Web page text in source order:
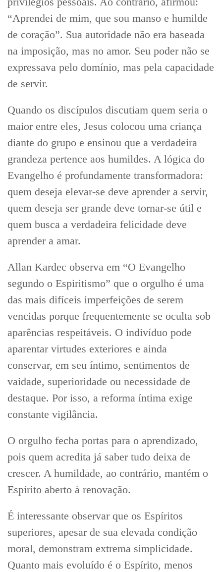
“Aprendei de mim, que sou manso e humilde
de coração”. Sua autoridade não era baseada
na imposição, mas no amor. Seu poder não se
expressava pelo domínio, mas pela capacidade
de servir.
Quando os discípulos discutiam quem seria o
maior entre eles, Jesus colocou uma criança
diante do grupo e ensinou que a verdadeira
grandeza pertence aos humildes. A lógica do
Evangelho é profundamente transformadora:
quem deseja elevar-se deve aprender a servir,
quem deseja ser grande deve tornar-se útil e
quem busca a verdadeira felicidade deve
aprender a amar.
Allan Kardec observa em “O Evangelho
segundo o Espiritismo” que o orgulho é uma
das mais difíceis imperfeições de serem
vencidas porque frequentemente se oculta sob
aparências respeitáveis. O indivíduo pode
aparentar virtudes exteriores e ainda
conservar, em seu íntimo, sentimentos de
vaidade, superioridade ou necessidade de
destaque. Por isso, a reforma íntima exige
constante vigilância.
O orgulho fecha portas para o aprendizado,
pois quem acredita já saber tudo deixa de
crescer. A humildade, ao contrário, mantém o
Espírito aberto à renovação.
É interessante observar que os Espíritos
superiores, apesar de sua elevada condição
moral, demonstram extrema simplicidade.
Quanto mais evoluído é o Espírito, menos